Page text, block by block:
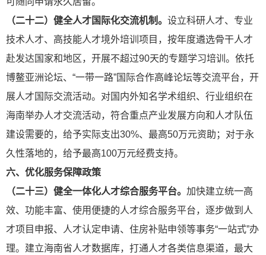
（二十二）健全人才国际化交流机制。 设立科研人才、专业
技术人才、高技能人才境外培训项目，按年度遴选骨干人才
赴发达国家和地区，开展不超过90天的专题学习培训。依托
博鳌亚洲论坛、“一带一路”国际合作高峰论坛等交流平台，开
展人才国际交流活动。对国内外知名学术组织、行业组织在
海南举办人才交流活动，符合重点产业发展方向和人才队伍
建设需要的，给予实际支出30%、最高50万元资助；对于永
久性落地的，给予最高100万元经费支持。
六、优化服务保障政策
（二十三）健全一体化人才综合服务平台。 加快建立统一高
效、功能丰富、使用便捷的人才综合服务平台，逐步做到人
才项目申报、人才认定申请、住房补贴申领等事务“一站式”办
理。建立海南省人才数据库，打通人才各类信息渠道，最大